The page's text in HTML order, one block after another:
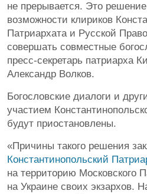
не прерывается. Это
возможности клириков
Патриархата и Русской
совершать совместные
пресс-секретарь патриарха
Александр Волков.
Богословские диалоги и
участием
будут приостановлены.
«Причины такого решения
Константинопольский
на территорию Московского
на Украине своих экзархов.